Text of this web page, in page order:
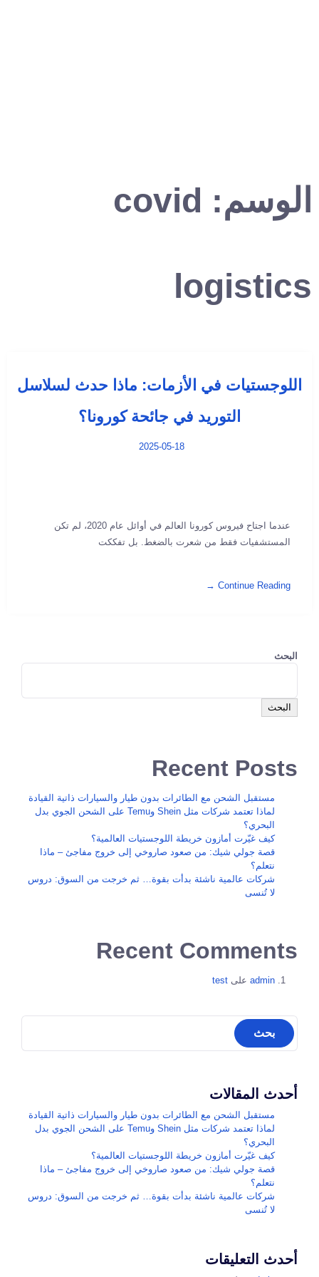
الوسم: covid
logistics
اللوجستيات في الأزمات: ماذا حدث لسلاسل
التوريد في جائحة كورونا؟
2025-05-18
عندما اجتاح فيروس كورونا العالم في أوائل عام 2020، لم تكن
المستشفيات فقط من شعرت بالضغط. بل تفككت
Continue Reading →
البحث
البحث
Recent Posts
مستقبل الشحن مع الطائرات بدون طيار والسيارات ذاتية القيادة
لماذا تعتمد شركات مثل Shein وTemu على الشحن الجوي بدل
البحري؟
كيف غيّرت أمازون خريطة اللوجستيات العالمية؟
قصة جولي شيك: من صعود صاروخي إلى خروج مفاجئ – ماذا
نتعلم؟
شركات عالمية ناشئة بدأت بقوة… ثم خرجت من السوق: دروس
لا تُنسى
Recent Comments
admin على test
أحدث المقالات
مستقبل الشحن مع الطائرات بدون طيار والسيارات ذاتية القيادة
لماذا تعتمد شركات مثل Shein وTemu على الشحن الجوي بدل
البحري؟
كيف غيّرت أمازون خريطة اللوجستيات العالمية؟
قصة جولي شيك: من صعود صاروخي إلى خروج مفاجئ – ماذا
نتعلم؟
شركات عالمية ناشئة بدأت بقوة… ثم خرجت من السوق: دروس
لا تُنسى
أحدث التعليقات